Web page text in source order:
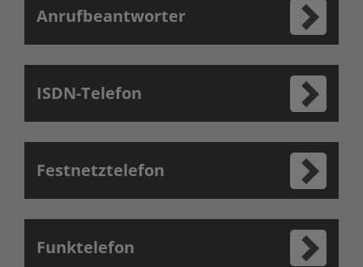
Anrufbeantworter
ISDN-Telefon
Festnetztelefon
Funktelefon